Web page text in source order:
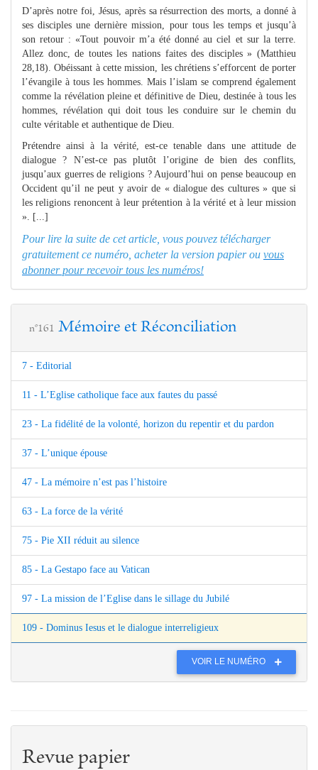
D’après notre foi, Jésus, après sa résurrection des morts, a donné à
ses disciples une dernière mission, pour tous les temps et jusqu’à
son retour : «Tout pouvoir m’a été donné au ciel et sur la terre.
Allez donc, de toutes les nations faites des disciples » (Matthieu
28,18). Obéissant à cette mission, les chrétiens s’efforcent de porter
l’évangile à tous les hommes. Mais l’islam se comprend également
comme la révélation pleine et définitive de Dieu, destinée à tous les
hommes, révélation qui doit tous les conduire sur le chemin du
culte véritable et authentique de Dieu.
Prétendre ainsi à la vérité, est-ce tenable dans une attitude de
dialogue ? N’est-ce pas plutôt l’origine de bien des conflits,
jusqu’aux guerres de religions ? Aujourd’hui on pense beaucoup en
Occident qu’il ne peut y avoir de « dialogue des cultures » que si
les religions renoncent à leur prétention à la vérité et à leur mission
». [...]
Pour lire la suite de cet article, vous pouvez télécharger
gratuitement ce numéro, acheter la version papier ou vous
abonner pour recevoir tous les numéros!
n°161 Mémoire et Réconciliation
7 - Editorial
11 - L’Eglise catholique face aux fautes du passé
23 - La fidélité de la volonté, horizon du repentir et du pardon
37 - L’unique épouse
47 - La mémoire n’est pas l’histoire
63 - La force de la vérité
75 - Pie XII réduit au silence
85 - La Gestapo face au Vatican
97 - La mission de l’Eglise dans le sillage du Jubilé
109 - Dominus Iesus et le dialogue interreligieux
VOIR LE NUMÉRO
Revue papier